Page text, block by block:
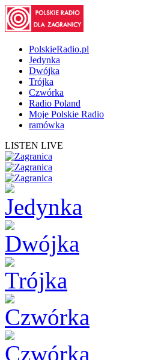
PolskieRadio.pl
Jedynka
Dwójka
Trójka
Czwórka
Radio Poland
Moje Polskie Radio
ramówka
LISTEN LIVE